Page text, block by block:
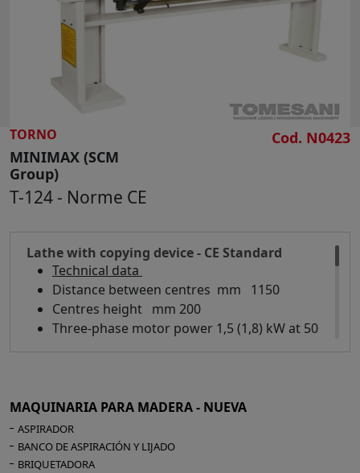
TORNO
MINIMAX (SCM
Group)
T-124 - Norme CE
Cod. N0423
Lathe with copying device - CE Standard
Technical data
Distance between centres mm 1150
Centres height mm 200
Three-phase motor power 1,5 (1,8) kW at 50
Ball bearing centre with morse tape n.2
Face plate diameter mm 130
net weight of complete machine kg 185
ground base kg 38
MAQUINARIA PARA MADERA - NUEVA
ASPIRADOR
BANCO DE ASPIRACIÓN Y LIJADO
BRIQUETADORA